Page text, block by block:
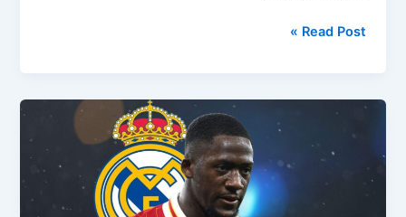
بسبب
ألابا
يصدم
Read Post »